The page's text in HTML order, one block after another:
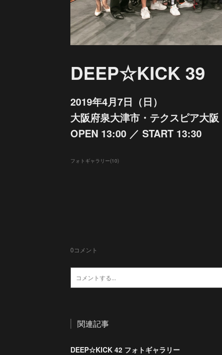
DEEP☆KICK 39
2019年4月7日（日）
大阪府泉大津市・テクスピア大阪
OPEN 13:00 ／ START 13:30
フォトギャラリー(10)
0コメント
関連記事
DEEP☆KICK 42 フォトギャラリー